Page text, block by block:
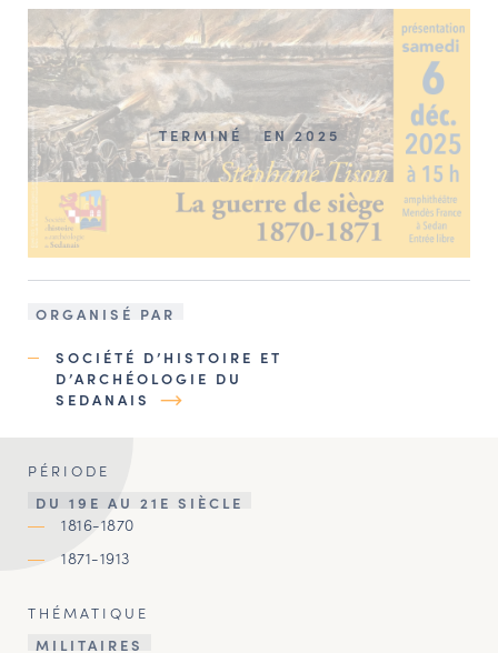
Étudiants & chercheurs
TERMINÉ EN 2025
ORGANISÉ PAR
SOCIÉTÉ D’HISTOIRE ET
D’ARCHÉOLOGIE DU
SEDANAIS
PÉRIODE
DU 19E AU 21E SIÈCLE
1816-1870
1871-1913
THÉMATIQUE
MILITAIRES